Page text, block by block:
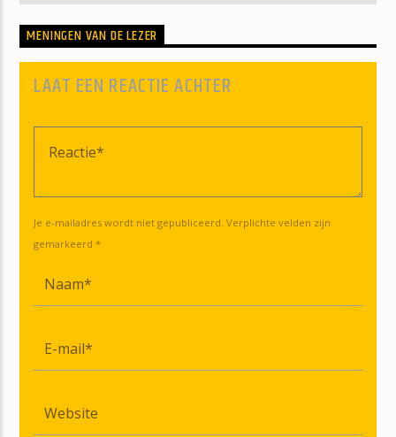
MENINGEN VAN DE LEZER
LAAT EEN REACTIE ACHTER
Je e-mailadres wordt niet gepubliceerd. Verplichte velden zijn
gemarkeerd *